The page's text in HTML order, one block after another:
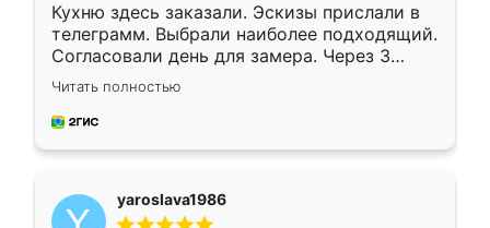
Кухню здесь заказали. Эскизы прислали в
телеграмм. Выбрали наиболее подходящий.
Согласовали день для замера. Через 3
недели кухня была уже готова. Остались
довольны работой. Спасибо Ренессанс
мебель за качественную работу!
Читать полностью
yaroslava1986